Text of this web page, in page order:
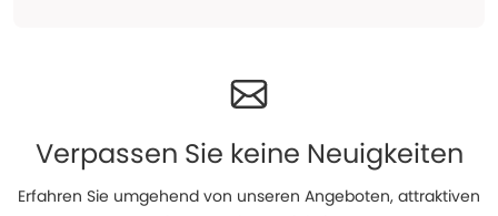
Verpassen Sie keine Neuigkeiten
Erfahren Sie umgehend von unseren Angeboten, attraktiven